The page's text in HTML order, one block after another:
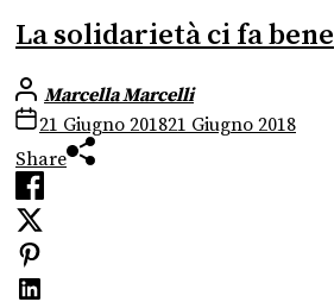
La solidarietà ci fa bene
Marcella Marcelli
21 Giugno 201821 Giugno 2018
Share